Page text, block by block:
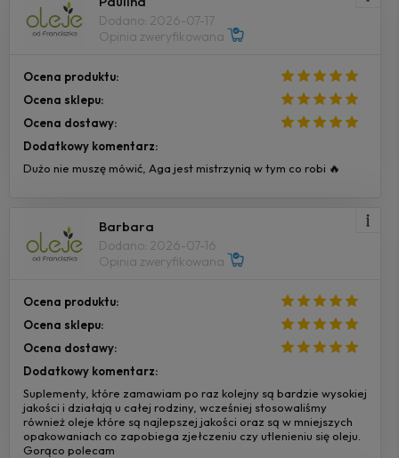
Dodano: 2026-07-17
Opinia zweryfikowana
Ocena produktu:
Ocena sklepu:
Ocena dostawy:
Dodatkowy komentarz:
Dużo nie muszę mówić, Aga jest mistrzynią w tym co robi 🔥
Barbara
Dodano: 2026-07-16
Opinia zweryfikowana
Ocena produktu:
Ocena sklepu:
Ocena dostawy:
Dodatkowy komentarz:
Suplementy, które zamawiam po raz kolejny są bardzie wysokiej
jakości i działają u całej rodziny, wcześniej stosowaliśmy
również oleje które są najlepszej jakości oraz są w mniejszych
opakowaniach co zapobiega zjełczeniu czy utlenieniu się oleju.
Gorąco polecam